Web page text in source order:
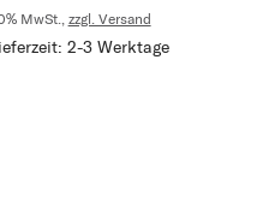
MwSt., zzgl. Versand
2-3 Werktage